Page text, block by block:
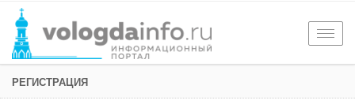
РЕГИСТРАЦИЯ